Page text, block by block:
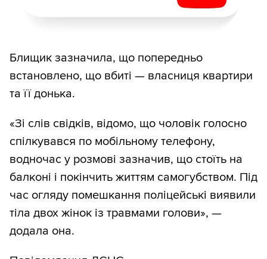
Блищик зазначила, що попередньо
встановлено, що вбиті — власниця квартири
та її донька.
«Зі слів свідків, відомо, що чоловік голосно
спілкувався по мобільному телефону,
водночас у розмові зазначив, що стоїть на
балконі і покінчить життям самогубством. Під
час огляду помешкання поліцейські виявили
тіла двох жінок із травмами голови», —
додала она.